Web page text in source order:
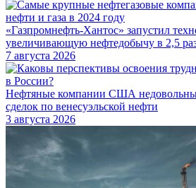
«Газпромнефть-Хантос» запустил
увеличивающую нефтедобычу в 2,5
7 августа 2026
Нефтяные компании США
сделок по венесуэльской нефти
3 августа 2026